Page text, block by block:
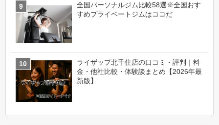
全国パーソナルジム比較58選※全国おす
すめプライベートジムはココだ
ライザップ北千住店の口コミ・評判｜料
金・他社比較・体験談まとめ【2026年最
新版】